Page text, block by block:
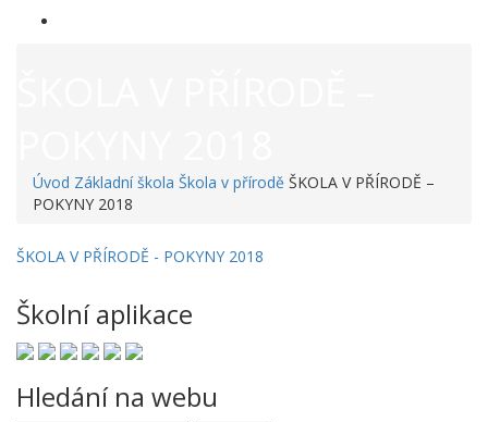
Úvod Základní škola Škola v přírodě ŠKOLA V PŘÍRODĚ –
POKYNY 2018
ŠKOLA V PŘÍRODĚ - POKYNY 2018
Školní aplikace
Hledání na webu